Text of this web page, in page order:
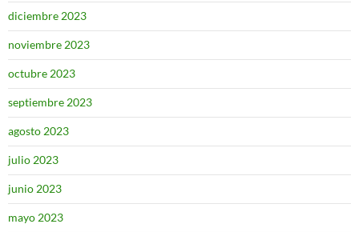
diciembre 2023
noviembre 2023
octubre 2023
septiembre 2023
agosto 2023
julio 2023
junio 2023
mayo 2023